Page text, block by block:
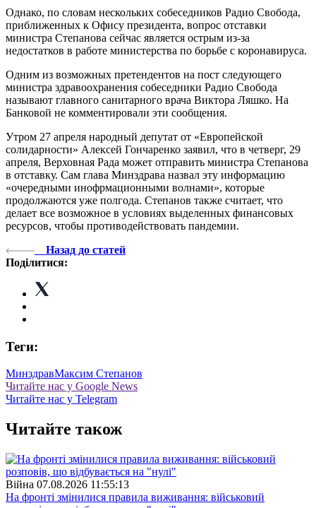
Однако, по словам нескольких собеседников Радио Свобода,
приближенных к Офису президента, вопрос отставки
министра Степанова сейчас является острым из-за
недостатков в работе министерства по борьбе с коронавируса.
Одним из возможных претендентов на пост следующего
министра здравоохранения собеседники Радио Свобода
называют главного санитарного врача Виктора Ляшко. На
Банковой не комментировали эти сообщения.
Утром 27 апреля народный депутат от «Европейской
солидарности» Алексей Гончаренко заявил, что в четверг, 29
апреля, Верховная Рада может отправить министра Степанова
в отставку. Сам глава Минздрава назвал эту информацию
«очередными инофрмационными волнами», которые
продолжаются уже полгода. Степанов также считает, что
делает все возможное в условиях выделенных финансовых
ресурсов, чтобы противодействовать пандемии.
Назад до статей
Поділитися:
Теги:
МинздравМаксим Степанов
Читайте нас у Google News
Читайте нас у Telegram
Читайте також
Війна 07.08.2026 11:55:13
На фронті змінилися правила виживання: військовий